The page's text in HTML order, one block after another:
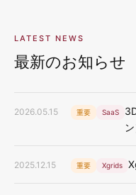
LATEST NEWS
最新のお知らせ
2026.05.15 重要 SaaS
2025.12.15 重要 Xgrids